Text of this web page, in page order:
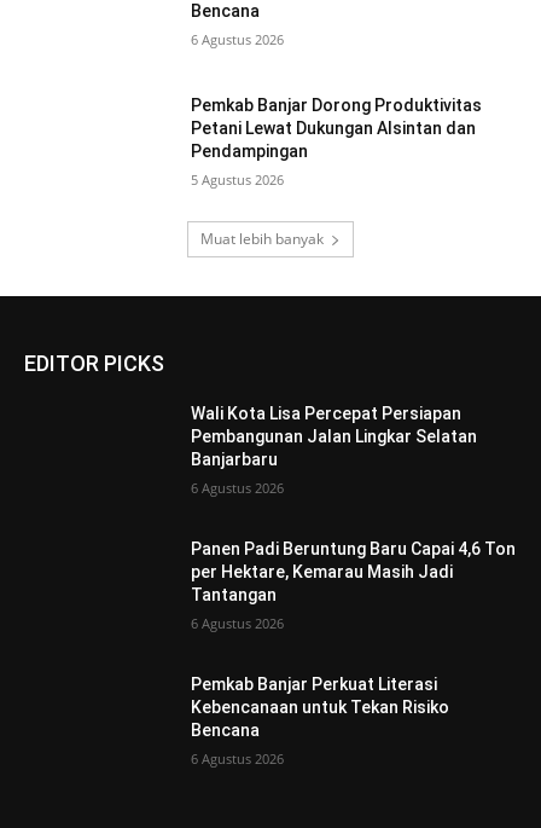
Bencana
6 Agustus 2026
Pemkab Banjar Dorong Produktivitas
Petani Lewat Dukungan Alsintan dan
Pendampingan
5 Agustus 2026
Muat lebih banyak
EDITOR PICKS
Wali Kota Lisa Percepat Persiapan
Pembangunan Jalan Lingkar Selatan
Banjarbaru
6 Agustus 2026
Panen Padi Beruntung Baru Capai 4,6 Ton
per Hektare, Kemarau Masih Jadi
Tantangan
6 Agustus 2026
Pemkab Banjar Perkuat Literasi
Kebencanaan untuk Tekan Risiko
Bencana
6 Agustus 2026